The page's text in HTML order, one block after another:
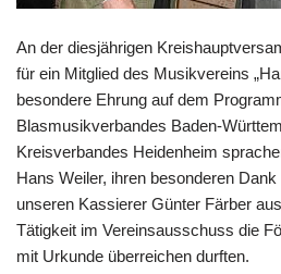
An der diesjährigen
für ein Mitglied des Musikvereins
besondere Ehrung auf dem
Blasmusikverbandes Baden-
Kreisverbandes Heidenheim
Hans Weiler, ihren besonderen
unseren Kassierer Günter Färber
Tätigkeit im Vereinsausschuss die
mit Urkunde überreichen durften.